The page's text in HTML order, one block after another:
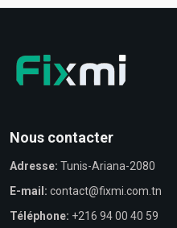
Nous contacter
Adresse: Tunis-Ariana-2080
E-mail: contact@fixmi.com.tn
Téléphone: +216 94 00 40 59